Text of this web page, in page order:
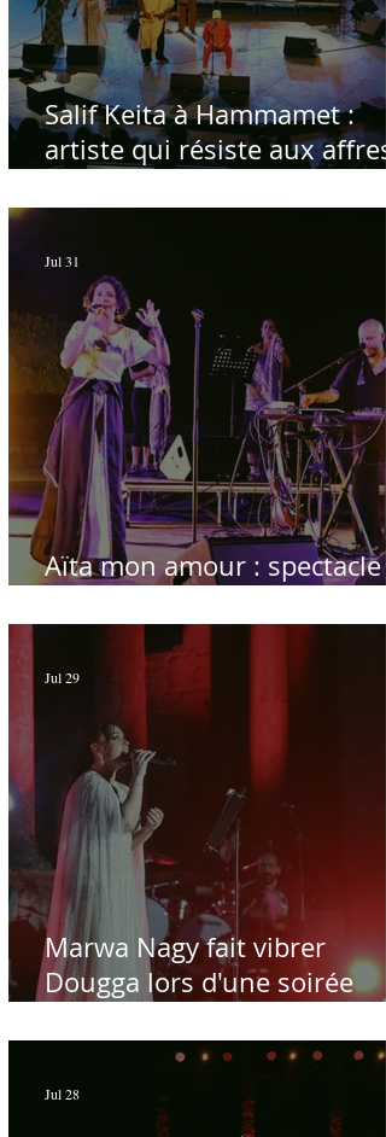
Salif Keita à Hammamet :
artiste qui résiste aux affres
Aïta mon amour : spectacle
Jul 31
Marwa Nagy fait vibrer
Dougga lors d'une soirée
Hamdi - Par Sofien Manaï
Jul 29
Jul 28